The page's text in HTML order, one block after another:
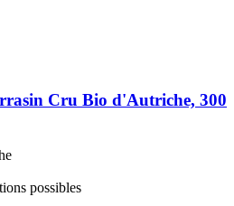
Cru Bio d'Autriche, 300
possibles